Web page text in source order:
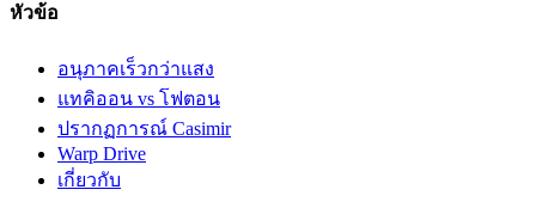
หัวข้อ
อนุภาคเร็วกว่าแสง
แทคิออน vs โฟตอน
ปรากฏการณ์ Casimir
Warp Drive
เกี่ยวกับ